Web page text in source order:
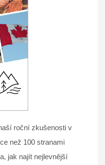
roční zkušenosti v
než 100 stranami
jak najít nejlevnější